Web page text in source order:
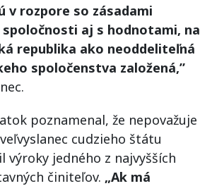
v rozpore so zásadami
aj s hodnotami, na
republika ako neoddeliteľná
spoločenstva založená,”
poznamenal, že nepovažuje
cudzieho štátu
výroky jedného z najvyšších
činiteľov. „Ak má